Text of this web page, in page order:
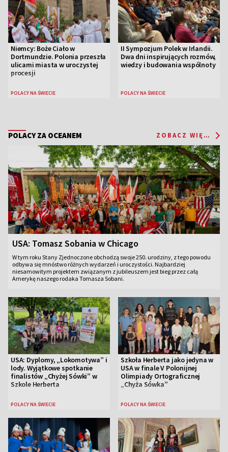
Niemcy: Boże Ciało w
Dortmundzie. Polonia przeszła
ulicami miasta w uroczystej
procesji
POLACY NA ŚWIECIE
II Sympozjum Polek w Irlandii.
Dwa dni inspirujących rozmów,
wiedzy i budowania wspólnoty
POLACY NA ŚWIECIE
POLACY ZA OCEANEM ZOBACZ WIĘCEJ...
USA: Tomasz Sobania w Chicago
W tym roku Stany Zjednoczone obchodzą swoje 250. urodziny, z tego powodu
odbywa się mnóstwo różnych wydarzeń i uroczystości. Najbardziej
niesamowitym projektem związanym z jubileuszem jest bieg przez całą
Amerykę naszego rodaka Tomasza Sobani.
USA: Dyplomy, „Lokomotywa” i
lody. Wyjątkowe spotkanie
finalistów „Chyżej Sówki” w
Szkole Herberta
POLACY NA ŚWIECIE
Szkoła Herberta jako jedyna w
USA w finale V Polonijnej
Olimpiady Ortograficznej
„Chyża Sówka”
POLACY NA ŚWIECIE